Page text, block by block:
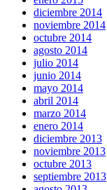
diciembre 2014
noviembre 2014
octubre 2014
agosto 2014
julio 2014
junio 2014
mayo 2014
abril 2014
marzo 2014
enero 2014
diciembre 2013
noviembre 2013
octubre 2013
septiembre 2013